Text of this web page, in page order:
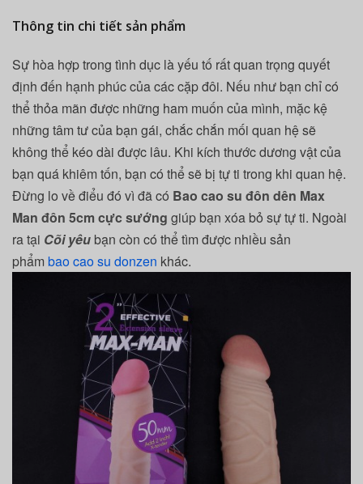
Thông tin chi tiết sản phẩm
Sự hòa hợp trong tình dục là yếu tố rất quan trọng quyết
định đến hạnh phúc của các cặp đôi. Nếu như bạn chỉ có
thể thỏa mãn được những ham muốn của mình, mặc kệ
những tâm tư của bạn gái, chắc chắn mối quan hệ sẽ
không thể kéo dài được lâu. Khi kích thước dương vật của
bạn quá khiêm tốn, bạn có thể sẽ bị tự ti trong khi quan hệ.
Đừng lo về điểu đó vì đã có Bao cao su đôn dên Max
Man đôn 5cm cực sướng giúp bạn xóa bỏ sự tự ti. Ngoài
ra tại Cõi yêu bạn còn có thể tìm được nhiều sản
phẩm bao cao su donzen khác.